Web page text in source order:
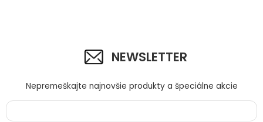
NEWSLETTER
Nepremeškajte najnovšie produkty a špeciálne akcie